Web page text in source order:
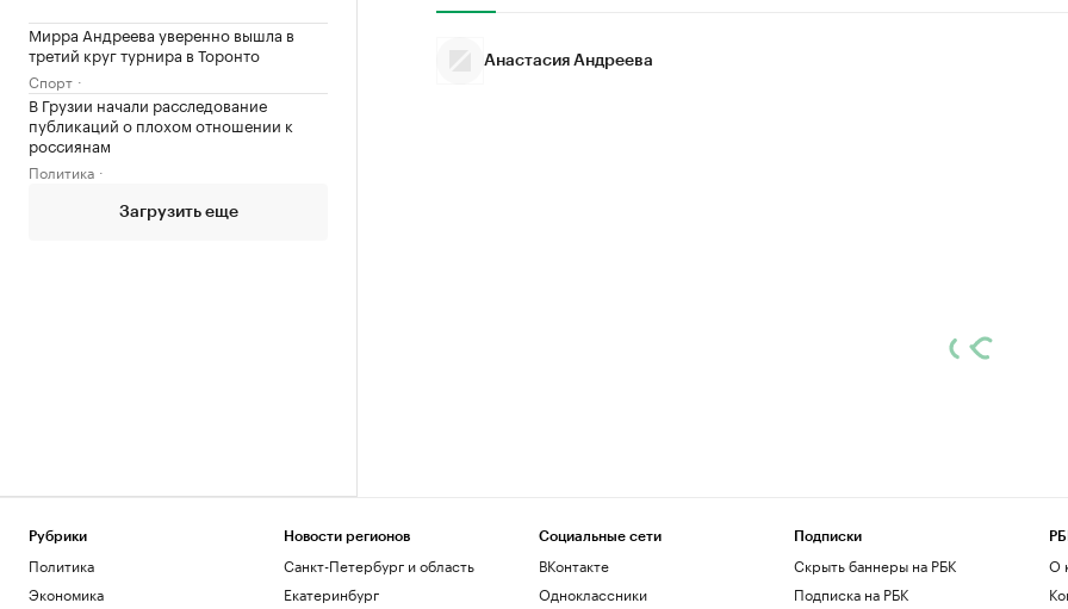
Мирра Андреева уверенно вышла в
третий круг турнира в Торонто
Спорт
В Грузии начали расследование
публикаций о плохом отношении к
россиянам
Политика
Загрузить еще
Анастасия Андреева
Рубрики
Политика
Экономика
Новости регионов
Санкт-Петербург и область
Екатеринбург
Социальные сети
ВКонтакте
Одноклассники
Подписки
Скрыть баннеры на РБК
Подписка на РБК
О